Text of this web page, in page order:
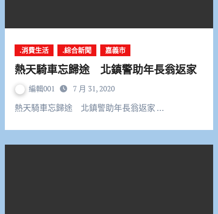
.消費生活 .綜合新聞 嘉義市
熱天騎車忘歸途 北鎮警助年長翁返家
編輯001 7 月 31, 2020
熱天騎車忘歸途 北鎮警助年長翁返家 …